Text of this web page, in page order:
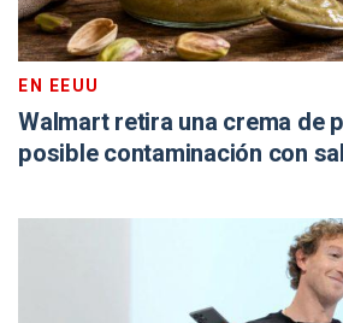
EN EEUU
Walmart retira una crema de
posible contaminación con